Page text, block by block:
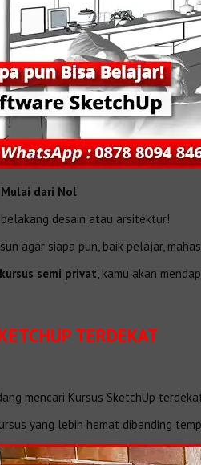
dari Nol
desain atau arsitektur!
agar siapa pun, baik pelajar,
kursus semi privat, kamu akan
TERDEKAT
mencari Kursus SketchUp
yang lebih hemat dibanding